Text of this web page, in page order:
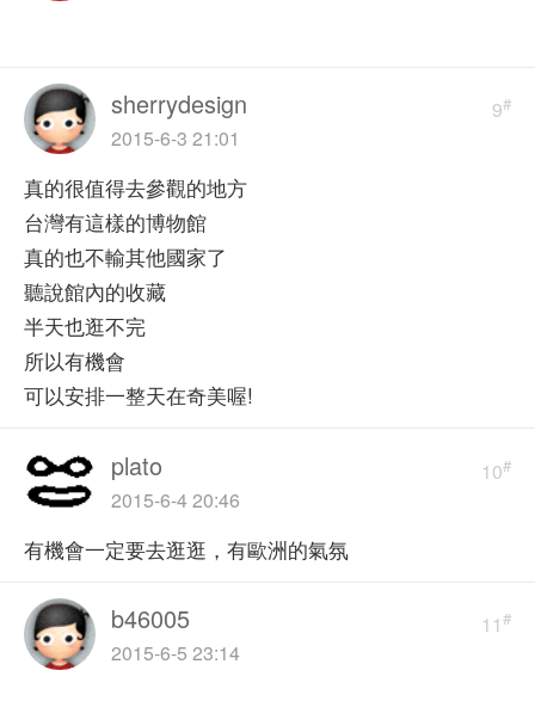
9#
sherrydesign
2015-6-3 21:01
真的很值得去參觀的地方
台灣有這樣的博物館
真的也不輸其他國家了
聽說館內的收藏
半天也逛不完
所以有機會
可以安排一整天在奇美喔!
10#
plato
2015-6-4 20:46
有機會一定要去逛逛，有歐洲的氣氛
11#
b46005
2015-6-5 23:14